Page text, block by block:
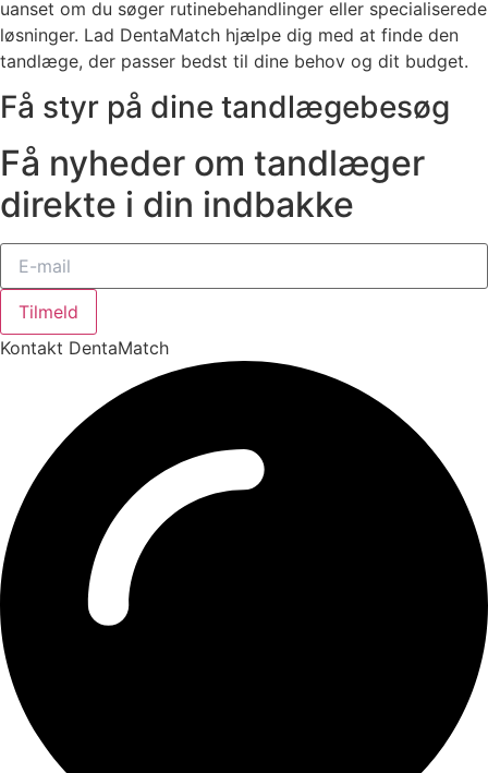
uanset om du søger rutinebehandlinger eller specialiserede
løsninger. Lad DentaMatch hjælpe dig med at finde den
tandlæge, der passer bedst til dine behov og dit budget.
Få styr på dine tandlægebesøg
Få nyheder om tandlæger
direkte i din indbakke
Tilmeld
Kontakt DentaMatch